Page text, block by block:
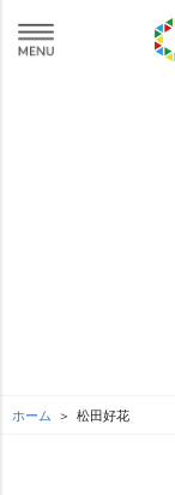
ホーム 松田好花